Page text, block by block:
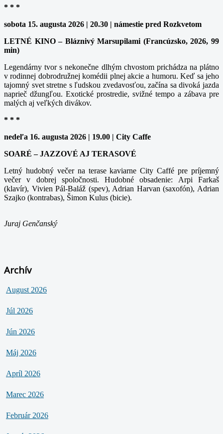
* * *
sobota 15. augusta 2026 | 20.30 | námestie pred Rozkvetom
LETNÉ KINO – Bláznivý Marsupilami (Francúzsko, 2026, 99
min)
Legendárny tvor s nekonečne dlhým chvostom prichádza na plátno
v rodinnej dobrodružnej komédii plnej akcie a humoru. Keď sa jeho
tajomný svet stretne s ľudskou zvedavosťou, začína sa divoká jazda
naprieč džungľou. Exotické prostredie, svižné tempo a zábava pre
malých aj veľkých divákov.
* * *
nedeľa 16. augusta 2026 | 19.00 | City Caffe
SOARÉ – JAZZOVÉ AJ TERASOVÉ
Letný hudobný večer na terase kaviarne City Caffé pre príjemný
večer v dobrej spoločnosti. Hudobné obsadenie: Arpi Farkaš
(klavír), Vivien Pál-Baláž (spev), Adrian Harvan (saxofón), Adrian
Szajko (kontrabas), Šimon Kulus (bicie).
Juraj Genčanský
Archív
August 2026
Júl 2026
Jún 2026
Máj 2026
Apríl 2026
Marec 2026
Február 2026